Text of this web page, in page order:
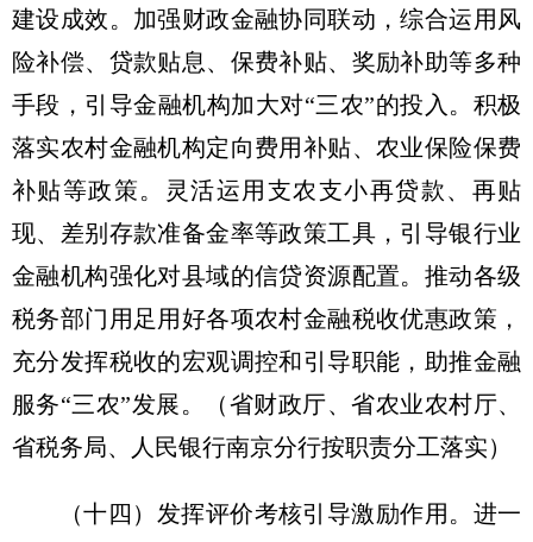
建设成效。加强财政金融协同联动，综合运用风
险补偿、贷款贴息、保费补贴、奖励补助等多种
手段，引导金融机构加大对“三农”的投入。积极
落实农村金融机构定向费用补贴、农业保险保费
补贴等政策。灵活运用支农支小再贷款、再贴
现、差别存款准备金率等政策工具，引导银行业
金融机构强化对县域的信贷资源配置。推动各级
税务部门用足用好各项农村金融税收优惠政策，
充分发挥税收的宏观调控和引导职能，助推金融
服务“三农”发展。
（省财政厅、省农业农村厅、
省税务局、人民银行南京分行按职责分工落实）
（十四）发挥评价考核引导激励作用。 进一